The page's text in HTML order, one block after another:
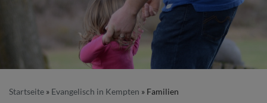
Startseite Evangelisch in Kempten Familien